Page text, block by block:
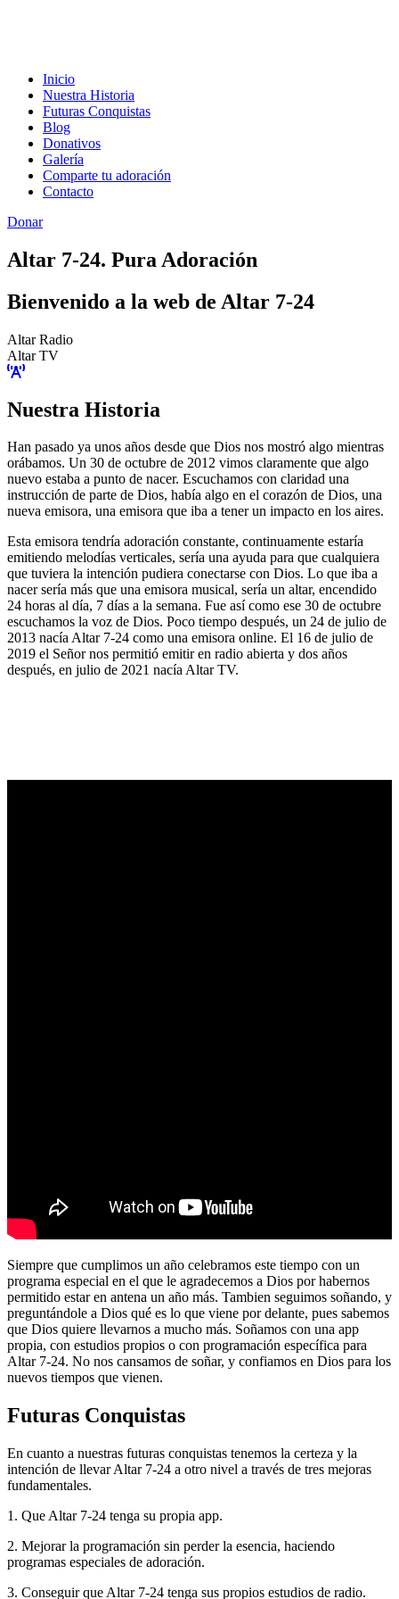
Inicio
Nuestra Historia
Futuras Conquistas
Blog
Donativos
Galería
Comparte tu adoración
Contacto
Donar
Altar 7-24. Pura Adoración
Bienvenido a la web de Altar 7-24
Altar Radio
Altar TV
Nuestra Historia
Han pasado ya unos años desde que Dios nos mostró algo mientras
orábamos. Un 30 de octubre de 2012 vimos claramente que algo
nuevo estaba a punto de nacer. Escuchamos con claridad una
instrucción de parte de Dios, había algo en el corazón de Dios, una
nueva emisora, una emisora que iba a tener un impacto en los aires.
Esta emisora tendría adoración constante, continuamente estaría
emitiendo melodías verticales, sería una ayuda para que cualquiera
que tuviera la intención pudiera conectarse con Dios. Lo que iba a
nacer sería más que una emisora musical, sería un altar, encendido
24 horas al día, 7 días a la semana. Fue así como ese 30 de octubre
escuchamos la voz de Dios. Poco tiempo después, un 24 de julio de
2013 nacía Altar 7-24 como una emisora online. El 16 de julio de
2019 el Señor nos permitió emitir en radio abierta y dos años
después, en julio de 2021 nacía Altar TV.
Siempre que cumplimos un año celebramos este tiempo con un
programa especial en el que le agradecemos a Dios por habernos
permitido estar en antena un año más. Tambien seguimos soñando, y
preguntándole a Dios qué es lo que viene por delante, pues sabemos
que Dios quiere llevarnos a mucho más. Soñamos con una app
propia, con estudios propios o con programación específica para
Altar 7-24. No nos cansamos de soñar, y confiamos en Dios para los
nuevos tiempos que vienen.
Futuras Conquistas
En cuanto a nuestras futuras conquistas tenemos la certeza y la
intención de llevar Altar 7-24 a otro nivel a través de tres mejoras
fundamentales.
1. Que Altar 7-24 tenga su propia app.
2. Mejorar la programación sin perder la esencia, haciendo
programas especiales de adoración.
3. Conseguir que Altar 7-24 tenga sus propios estudios de radio.